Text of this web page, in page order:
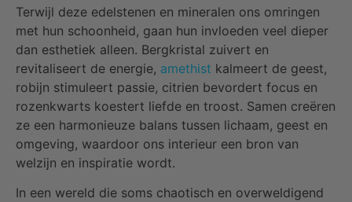
Terwijl deze edelstenen en mineralen ons omringen
met hun schoonheid, gaan hun invloeden veel dieper
dan esthetiek alleen. Bergkristal zuivert en
revitaliseert de energie, amethist kalmeert de geest,
robijn stimuleert passie, citrien bevordert focus en
rozenkwarts koestert liefde en troost. Samen creëren
ze een harmonieuze balans tussen lichaam, geest en
omgeving, waardoor ons interieur een bron van
welzijn en inspiratie wordt.
In een wereld die soms chaotisch en overweldigend